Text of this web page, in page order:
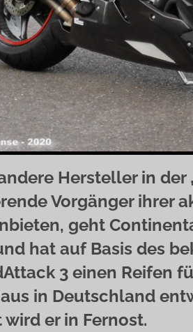
Hersteller in der
Vorgänger ihrer
geht
hat auf Basis des
3 einen Reifen
in Deutschland
er in Fernost.